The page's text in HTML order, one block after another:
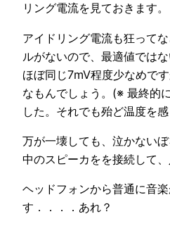
リング電流を見ておきます。
アイドリング電流も狂って
ルがないので、最適値では
ほぼ同じ7mV程度少なめで
なもんでしょう。(※ 最終的
した。それでも殆ど温度を
万が一壊しても、泣かない
中のスピーカをを接続して
ヘッドフォンから普通に音
す．．．．あれ？